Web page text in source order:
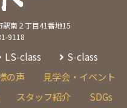
南２丁目41番地15
9118
LS-class
S-class
の声
見学会・イベント
スタッフ紹介 SDGs